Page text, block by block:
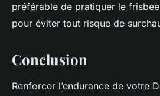
préférable de pratiquer le
pour éviter tout risque de
Conclusion
Renforcer l’endurance de votre